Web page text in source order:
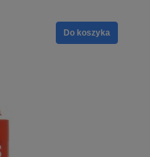
Do koszyka